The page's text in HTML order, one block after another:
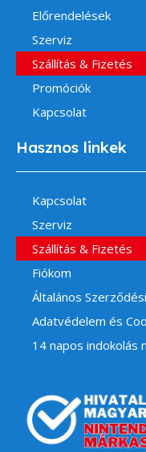
Előrendelések
Szerviz
Szállítás & Fizetés
Promóciók
Kapcsolat
Hasznos linkek
Kapcsolat
Szerviz
Szállítás & Fizetés
Fiókom
Általános
Adatvédelem és
14 napos indokolás